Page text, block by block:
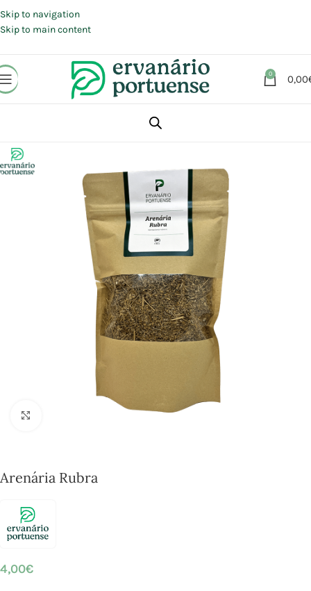
Skip to navigation
Skip to main content
0 0,00
Arenária Rubra
4,00€